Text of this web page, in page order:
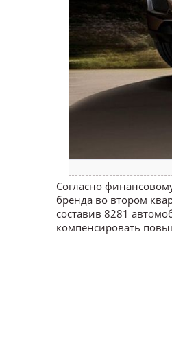
Согласно
бренда во втором
составив 8281
компенсировать